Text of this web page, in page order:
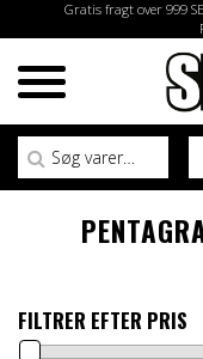
Gratis fragt over 999
Søg efter:
FILTRER EFTER PRIS